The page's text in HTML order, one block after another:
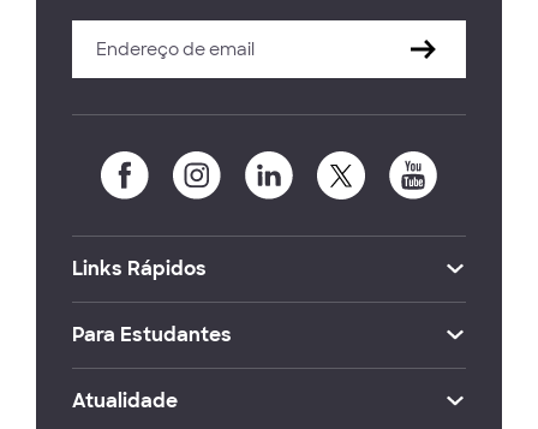
Links Rápidos
Para Estudantes
Atualidade